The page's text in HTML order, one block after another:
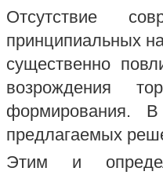
Отсутствие
принципиальных
существенно
возрождения
формирования. В
предлагаемых
Этим и